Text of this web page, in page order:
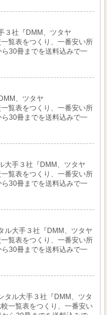
３社『DMM、ツタヤ
一覧表をつくり、一番安い所
30冊までを送料込みで一
、ツタヤ
一覧表をつくり、一番安い所
30冊までを送料込みで一
大手３社『DMM、ツタヤ
一覧表をつくり、一番安い所
30冊までを送料込みで一
ル大手３社『DMM、ツタヤ
一覧表をつくり、一番安い所
30冊までを送料込みで一
タル大手３社『DMM、ツタ
一覧表をつくり、一番安い